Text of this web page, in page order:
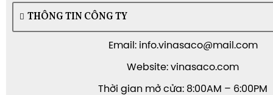
THÔNG TIN CÔNG TY
Email: info.vinasaco@mail.com
Website: vinasaco.com
Thời gian mở cửa: 8:00AM – 6:00PM